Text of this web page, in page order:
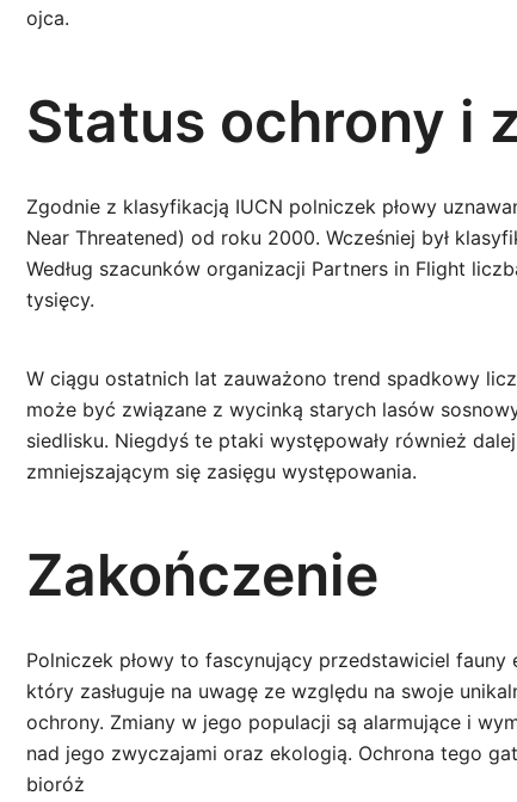
ojca.
Status ochrony i
Zgodnie z klasyfikacją IUCN polniczek płowy
Near Threatened) od roku 2000. Wcześniej był
Według szacunków organizacji Partners in Flight
tysięcy.
W ciągu ostatnich lat zauważono trend spadkowy
może być związane z wycinką starych lasów
siedlisku. Niegdyś te ptaki występowały również
zmniejszającym się zasięgu występowania.
Zakończenie
Polniczek płowy to fascynujący przedstawiciel fauny
który zasługuje na uwagę ze względu na swoje
ochrony. Zmiany w jego populacji są alarmujące i
nad jego zwyczajami oraz ekologią. Ochrona tego
bioróż